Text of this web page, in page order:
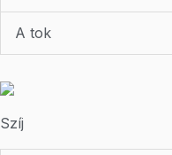
A tok
Szíj